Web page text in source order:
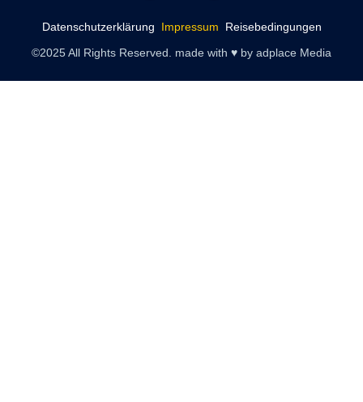
Datenschutzerklärung Impressum
Reisebedingungen
©2025 All Rights Reserved. made with ♥ by adplace Media